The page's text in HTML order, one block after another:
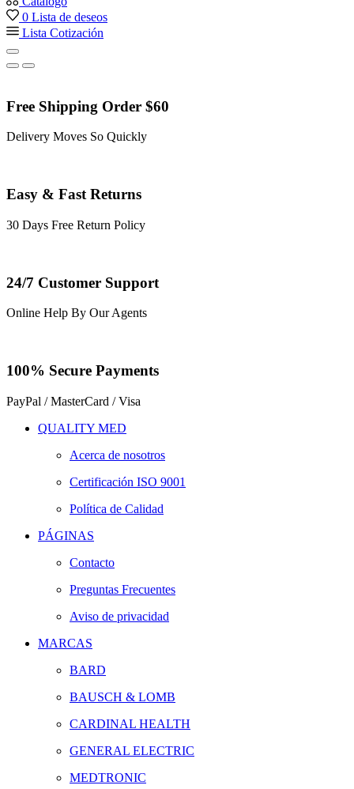
0 Lista de deseos
Lista Cotización
Free Shipping Order $60
Delivery Moves So Quickly
Easy & Fast Returns
30 Days Free Return Policy
24/7 Customer Support
Online Help By Our Agents
100% Secure Payments
PayPal / MasterCard / Visa
QUALITY MED
Acerca de nosotros
Certificación ISO 9001
Política de Calidad
PÁGINAS
Contacto
Preguntas Frecuentes
Aviso de privacidad
MARCAS
BARD
BAUSCH & LOMB
CARDINAL HEALTH
GENERAL ELECTRIC
MEDTRONIC